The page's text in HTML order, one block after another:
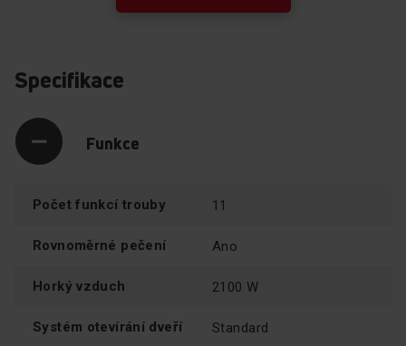
příslušný čas a timer jej přesně změří, zapne a vypne
Specifikace
Funkce
Počet funkcí trouby 11
Rovnoměrné pečení Ano
Horký vzduch 2100 W
Systém otevírání dveří Standard